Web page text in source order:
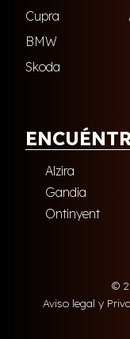
Cupra
BMW
Skoda
Alzira
Gandia
Ontinyent
©
Aviso legal y